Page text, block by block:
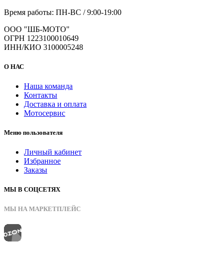
Время работы: ПН-ВС / 9:00-19:00
ООО "ШБ-МОТО"
ОГРН 1223100010649
ИНН/КИО 3100005248
О НАС
Наша команда
Контакты
Доставка и оплата
Мотосервис
Меню пользователя
Личный кабинет
Избранное
Заказы
МЫ В СОЦСЕТЯХ
МЫ НА МАРКЕТПЛЕЙС